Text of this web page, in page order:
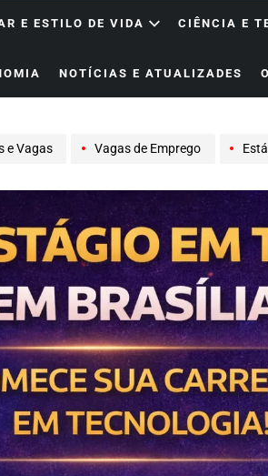
E ESTILO DE VIDA CIÊNCIA E
NOTÍCIAS E ATUALIZADES
e Vagas Vagas de Emprego